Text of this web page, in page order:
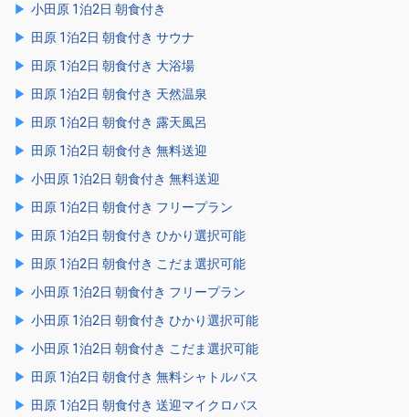
小田原 1泊2日 朝食付き
田原 1泊2日 朝食付き サウナ
田原 1泊2日 朝食付き 大浴場
田原 1泊2日 朝食付き 天然温泉
田原 1泊2日 朝食付き 露天風呂
田原 1泊2日 朝食付き 無料送迎
小田原 1泊2日 朝食付き 無料送迎
田原 1泊2日 朝食付き フリープラン
田原 1泊2日 朝食付き ひかり選択可能
田原 1泊2日 朝食付き こだま選択可能
小田原 1泊2日 朝食付き フリープラン
小田原 1泊2日 朝食付き ひかり選択可能
小田原 1泊2日 朝食付き こだま選択可能
田原 1泊2日 朝食付き 無料シャトルバス
田原 1泊2日 朝食付き 送迎マイクロバス